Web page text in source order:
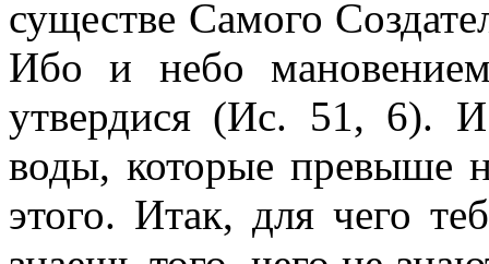
существе Самого
Ибо и небо
утвердися (Ис. 51, 6).
воды, которые превыше
этого. Итак, для чего